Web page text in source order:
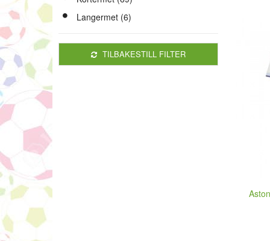
Langermet (6)
TILBAKESTILL FILTER